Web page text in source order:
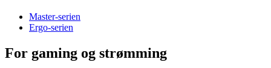
Master-serien
Ergo-serien
For gaming og strømming